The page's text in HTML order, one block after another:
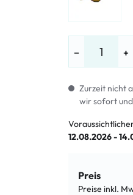
− +
Zurzeit nicht
wir sofort
12.08.2026 -
Preis
Preise inkl.